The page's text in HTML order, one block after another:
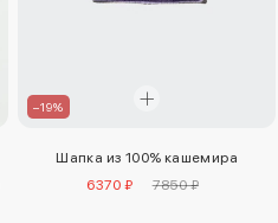
–19%
Шапка из 100% кашемира
6370 ₽
7850 ₽